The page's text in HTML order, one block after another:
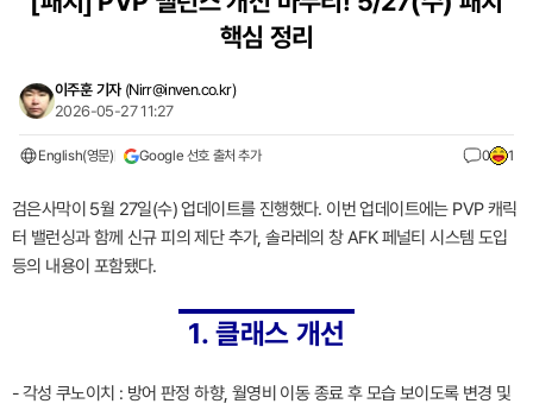
핵심 정리
이주훈 기자 (Nirr@inven.co.kr)
2026-05-27 11:27
English(영문) Google 선호 출처 추가 0 1
검은사막이 5월 27일(수) 업데이트를 진행했다. 이번 업데이트에는 PVP 캐릭
터 밸런싱과 함께 신규 피의 제단 추가, 솔라레의 창 AFK 페널티 시스템 도입
등의 내용이 포함됐다.
1. 클래스 개선
- 각성 쿠노이치 : 방어 판정 하향, 월영비 이동 종료 후 모습 보이도록 변경 및